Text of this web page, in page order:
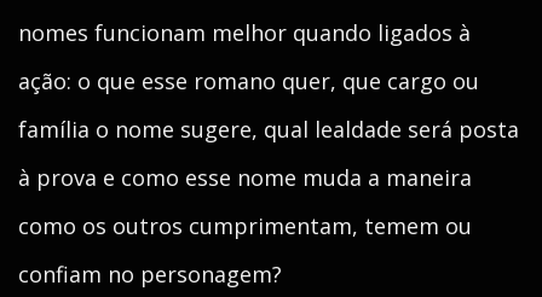
nomes funcionam melhor quando ligados à
ação: o que esse romano quer, que cargo ou
família o nome sugere, qual lealdade será posta
à prova e como esse nome muda a maneira
como os outros cumprimentam, temem ou
confiam no personagem?